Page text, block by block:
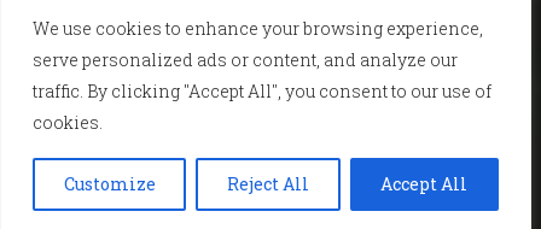
We use cookies to enhance your browsing experience,
serve personalized ads or content, and analyze our
traffic. By clicking "Accept All", you consent to our use of
cookies.
Customize Reject All Accept All
En col·laboració amb: